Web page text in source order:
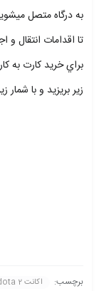
به درگاه متصل
تا اقدامات انتقال و
زير بريزيد و با
برچسب: اکانت dota 2